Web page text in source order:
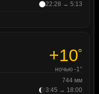
22:28 → 5:13
+10°
ночью -1°
744 мм
3:45 → 18:00